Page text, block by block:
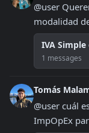
@user
modalidad
IVA Simple
1 messages
Tomás
@user cuál
ImpOpEx